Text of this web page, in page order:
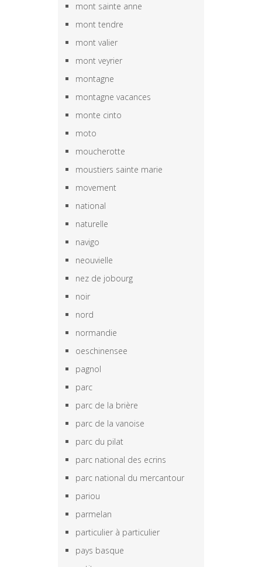
mont sainte anne
mont tendre
mont valier
mont veyrier
montagne
montagne vacances
monte cinto
moto
moucherotte
moustiers sainte marie
movement
national
naturelle
navigo
neouvielle
nez de jobourg
noir
nord
normandie
oeschinensee
pagnol
parc
parc de la brière
parc de la vanoise
parc du pilat
parc national des ecrins
parc national du mercantour
pariou
parmelan
particulier à particulier
pays basque